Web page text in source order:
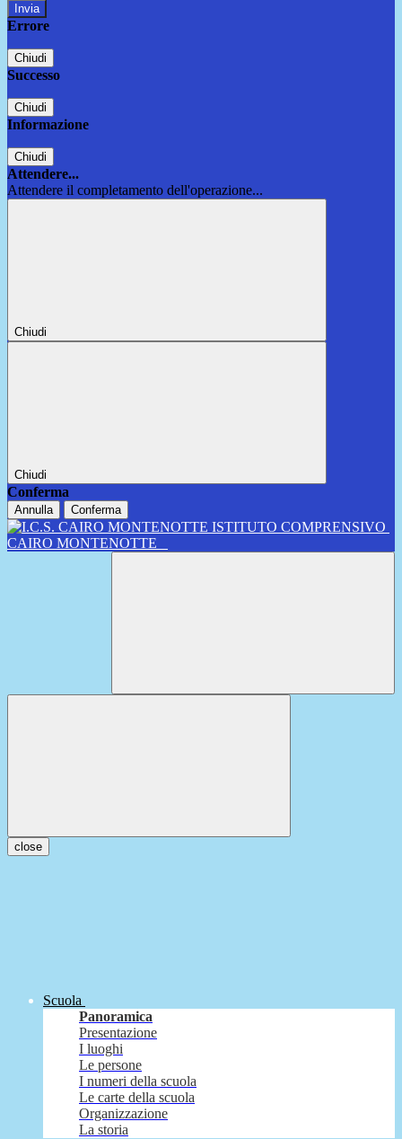
Errore
Chiudi
Successo
Chiudi
Informazione
Chiudi
Attendere...
Attendere il completamento dell'operazione...
Chiudi
Chiudi
Conferma
Annulla Conferma
ISTITUTO COMPRENSIVO
CAIRO MONTENOTTE
close
Scuola
Panoramica
Presentazione
I luoghi
Le persone
I numeri della scuola
Le carte della scuola
Organizzazione
La storia